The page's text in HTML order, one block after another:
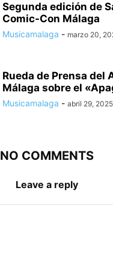
Segunda edición de
Comic-Con Málaga
Musicamalaga - marzo 20,
Rueda de Prensa del
Málaga sobre el
Musicamalaga - abril 29, 2025
NO COMMENTS
Leave a reply